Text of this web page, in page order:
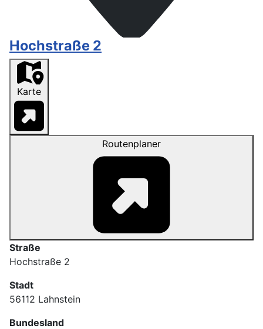
Hochstraße 2
Karte
Routenplaner
Straße
Hochstraße 2
Stadt
56112 Lahnstein
Bundesland